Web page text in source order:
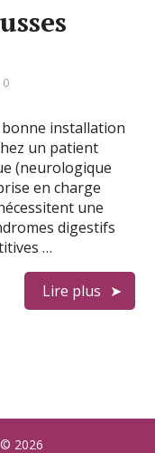
0
installation
un patient
(neurologique
en charge
une
digestifs
…
Lire plus
© 2026